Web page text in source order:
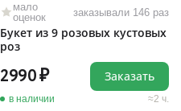
мало
оценок
заказывали 146 раз
Букет из 9 розовых кустовых
роз
2990
в наличии 2 ч.
Заказать